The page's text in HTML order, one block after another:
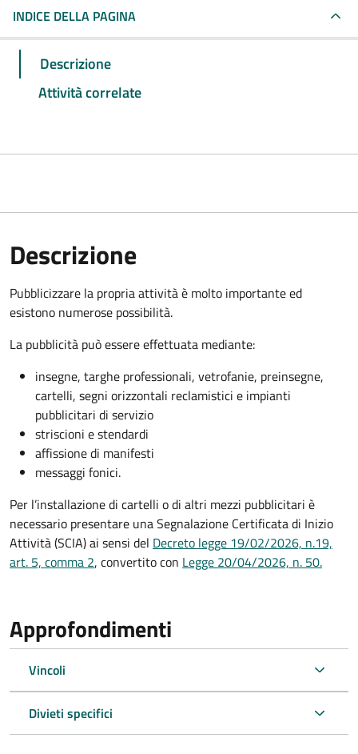
INDICE DELLA PAGINA
Descrizione
Attività correlate
Descrizione
Pubblicizzare la propria attività è molto importante ed
esistono numerose possibilità.
La pubblicità può essere effettuata mediante:
insegne, targhe professionali, vetrofanie, preinsegne,
cartelli, segni orizzontali reclamistici e impianti
pubblicitari di servizio
striscioni e stendardi
affissione di manifesti
messaggi fonici.
Per l’installazione di cartelli o di altri mezzi pubblicitari è
necessario presentare una Segnalazione Certificata di Inizio
Attività (SCIA) ai sensi del Decreto legge 19/02/2026, n.19,
art. 5, comma 2, convertito con Legge 20/04/2026, n. 50.
Approfondimenti
Vincoli
Divieti specifici